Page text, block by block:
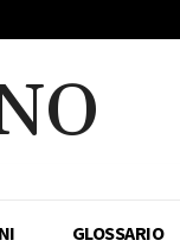
GLOSSARIO